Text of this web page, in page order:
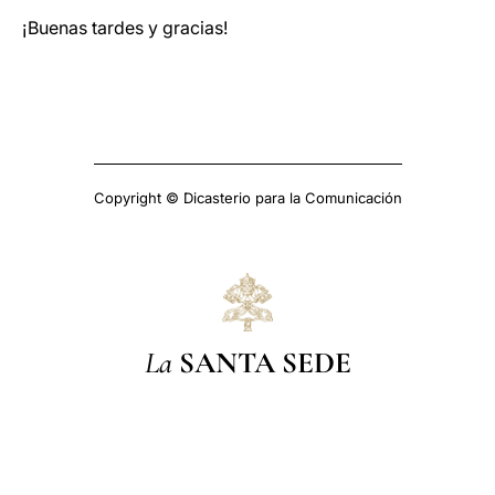
¡Buenas tardes y gracias!
Copyright © Dicasterio para la Comunicación
La SANTA SEDE